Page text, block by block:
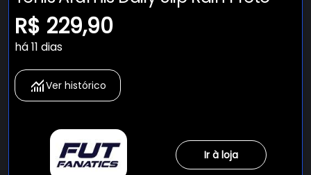
R$ 229,90
há 11 dias
Ver histórico
Ir à loja